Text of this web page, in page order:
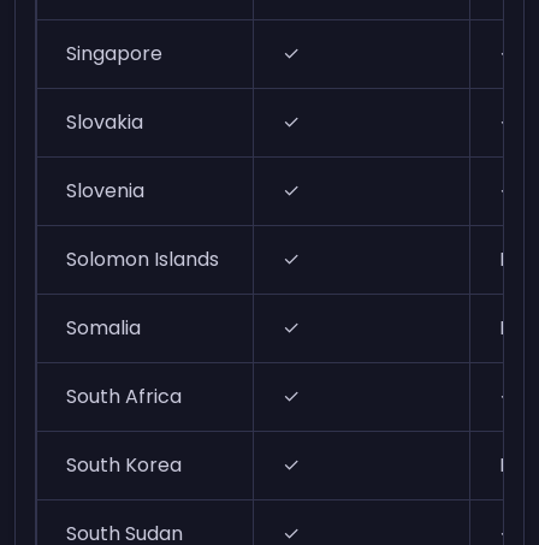
Singapore ✓ ✓
Slovakia ✓ ✓
Slovenia ✓ ✓
Solomon Islands ✓ N/A
Somalia ✓ N/A
South Africa ✓ ✓
South Korea ✓ N/A
South Sudan ✓ ✓